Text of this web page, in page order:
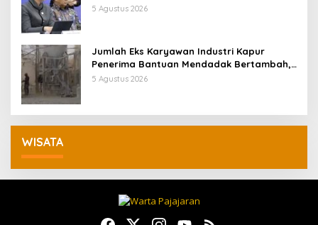
5 Agustus 2026
Jumlah Eks Karyawan Industri Kapur
Penerima Bantuan Mendadak Bertambah,
KDM: Kita Identifikasi
5 Agustus 2026
WISATA